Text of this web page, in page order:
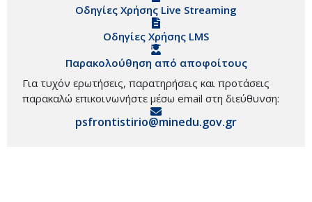
Οδηγίες Χρήσης Live Streaming
Οδηγίες Χρήσης LMS
Παρακολούθηση από αποφοίτους
Για τυχόν ερωτήσεις, παρατηρήσεις και προτάσεις
παρακαλώ επικοινωνήστε μέσω email στη διεύθυνση:
psfrontistirio@minedu.gov.gr